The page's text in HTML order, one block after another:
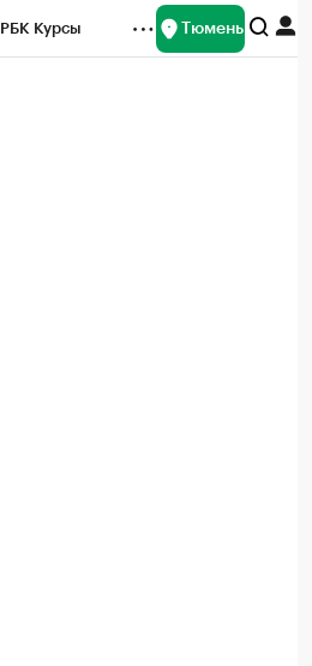
РБК Курсы Тюмень